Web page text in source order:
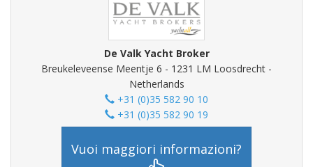
De Valk Yacht Broker
Breukeleveense Meentje 6 - 1231 LM Loosdrecht -
Netherlands
+31 (0)35 582 90 10
+31 (0)35 582 90 19
Vuoi maggiori informazioni?